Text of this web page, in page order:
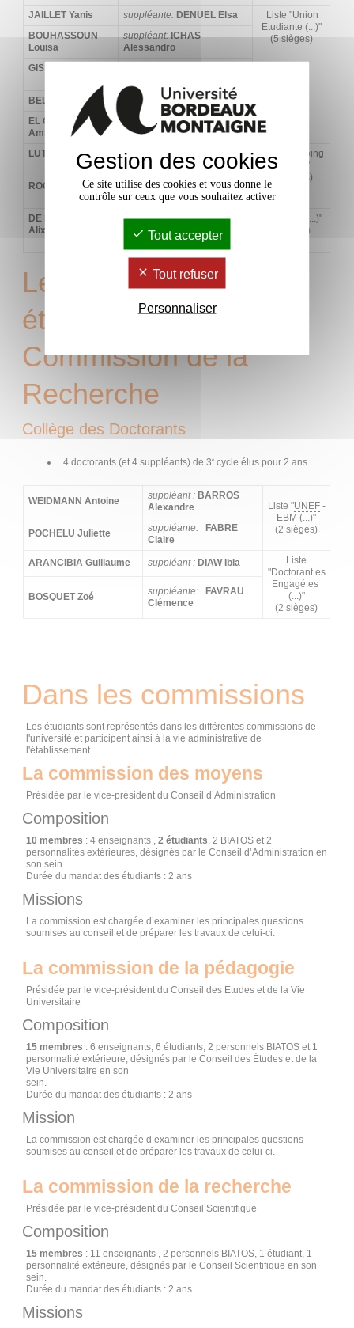
JAILLET Yanis suppléante: DENUEL Elsa
Liste "Union
Etudiante (...)"
(5 sièges)
BOUHASSOUN
Louisa
suppléant:ICHAS
Alessandro
GISSOU Pierrick
BELAROUSSI Rim
suppléant:BOURA Tom
EL OUAZZANI
Ambre
suppléante:LITIM Morad
LUTZ Jahan suppléant: PIERRE-ANILLO
Marco
Liste "Le Poing
levé (...)"
(2 sièges)
ROQUES Jeanne suppléante: :FOFANA
Salima
DE LONGUEVILLE
Alix
suppléante:RIGNAULT
Anton
Liste "UNI (...)"
(1 siège)
Les représentants
étudiants à la
Commission de la
Recherche
Collège des Doctorants
4 doctorants (et 4 suppléants) de 3e cycle élus pour 2 ans
WEIDMANN Antoine suppléant : BARROS
Alexandre
Liste "UNEF-
EBM (...)"
(2 sièges)
POCHELU Juliette suppléante:
FABRE
Claire
ARANCIBIA Guillaume suppléant : DIAW Ibia
Liste
"Doctorant.es
Engagé.es
(...)"
(2 sièges)
BOSQUET Zoé suppléante:
FAVRAU
Clémence
Dans les commissions
Les étudiants sont représentés dans les différentes commissions de
l'université et participent ainsi à la vie administrative de
l'établissement.
La commission des moyens
Présidée par le vice-président du Conseil d’Administration
Composition
10 membres : 4 enseignants ,2 étudiants, 2 BIATOS et 2
personnalités extérieures, désignés par le Conseil d’Administration en
son sein.
Durée du mandat des étudiants : 2 ans
Missions
La commission est chargée d’examiner les principales questions
soumises au conseil et de préparer les travaux de celui-ci.
La commission de la pédagogie
Présidée par le vice-président du Conseil des Etudes et de la Vie
Universitaire
Composition
15 membres : 6 enseignants, 6 étudiants, 2 personnels BIATOS et 1
personnalité extérieure, désignés par le Conseil des Études et de la
Vie Universitaire en son
sein.
Durée du mandat des étudiants : 2 ans
Mission
La commission est chargée d’examiner les principales questions
soumises au conseil et de préparer les travaux de celui-ci.
La commission de la recherche
Présidée par le vice-président du Conseil Scientifique
Composition
15 membres : 11 enseignants , 2 personnels BIATOS, 1 étudiant, 1
personnalité extérieure, désignés par le Conseil Scientifique en son
sein.
Durée du mandat des étudiants : 2 ans
Missions
Gestion des cookies
Ce site utilise des cookies et vous donne le
contrôle sur ceux que vous souhaitez activer
Tout accepter
Tout refuser
Personnaliser